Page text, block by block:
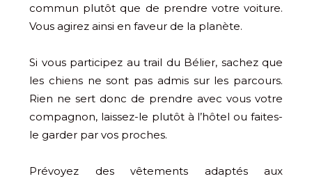
commun plutôt que de prendre votre voiture.
Vous agirez ainsi en faveur de la planète.
Si vous participez au trail du Bélier, sachez que
les chiens ne sont pas admis sur les parcours.
Rien ne sert donc de prendre avec vous votre
compagnon, laissez-le plutôt à l’hôtel ou faites-
le garder par vos proches.
Prévoyez des vêtements adaptés aux